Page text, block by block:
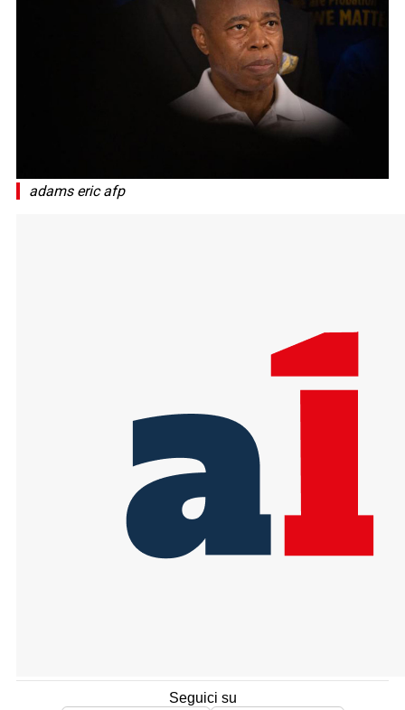
adams eric afp
Seguici su